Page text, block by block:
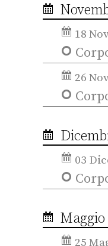
18
26
03
Maggio
25